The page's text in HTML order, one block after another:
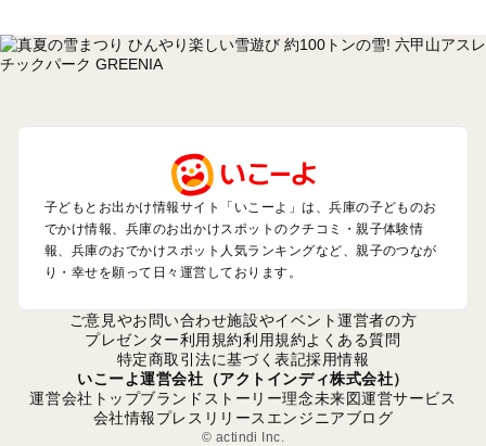
を探す
神戸・有馬・六甲山・西宮・明石のプールお出かけ
淡路島のプールお出かけ
城崎・豊岡・竹野のプールお出かけ
神鍋・養父・和田山・鉢伏のプールお出かけ
香住・湯村・浜坂のプールお出かけ
兵庫の定番お出かけスポット
兵庫の動物園
兵庫のバーベキュー
兵庫の牧場
兵庫のプール
子どもとお出かけ情報サイト「いこーよ」は、兵庫の子どものお
でかけ情報、兵庫のお出かけスポットのクチコミ・親子体験情
報、兵庫のおでかけスポット人気ランキングなど、親子のつなが
り・幸せを願って日々運営しております。
ご意見やお問い合わせ施設やイベント運営者の方
プレゼンター利用規約利用規約よくある質問
特定商取引法に基づく表記採用情報
いこーよ運営会社（アクトインディ株式会社）
運営会社トップブランドストーリー理念未来図運営サービス
会社情報プレスリリース エンジニアブログ
© actindi Inc.